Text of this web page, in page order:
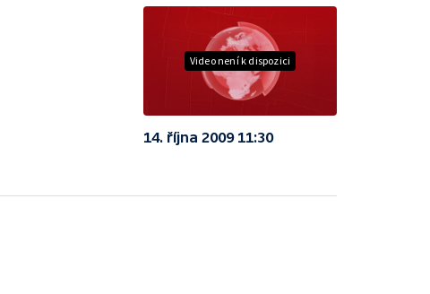
Video není k dispozici
14. října 2009 11:30